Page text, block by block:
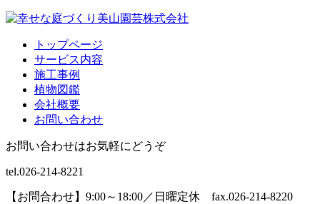
トップページ
サービス内容
施工事例
植物図鑑
会社概要
お問い合わせ
お問い合わせはお気軽にどうぞ
tel.026-214-8221
【お問合わせ】9:00～18:00／日曜定休 fax.026-214-8220